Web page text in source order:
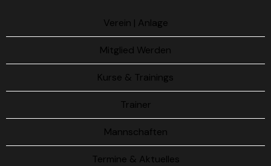
Verein | Anlage
Mitglied Werden
Kurse & Trainings
Trainer
Mannschaften
Termine & Aktuelles